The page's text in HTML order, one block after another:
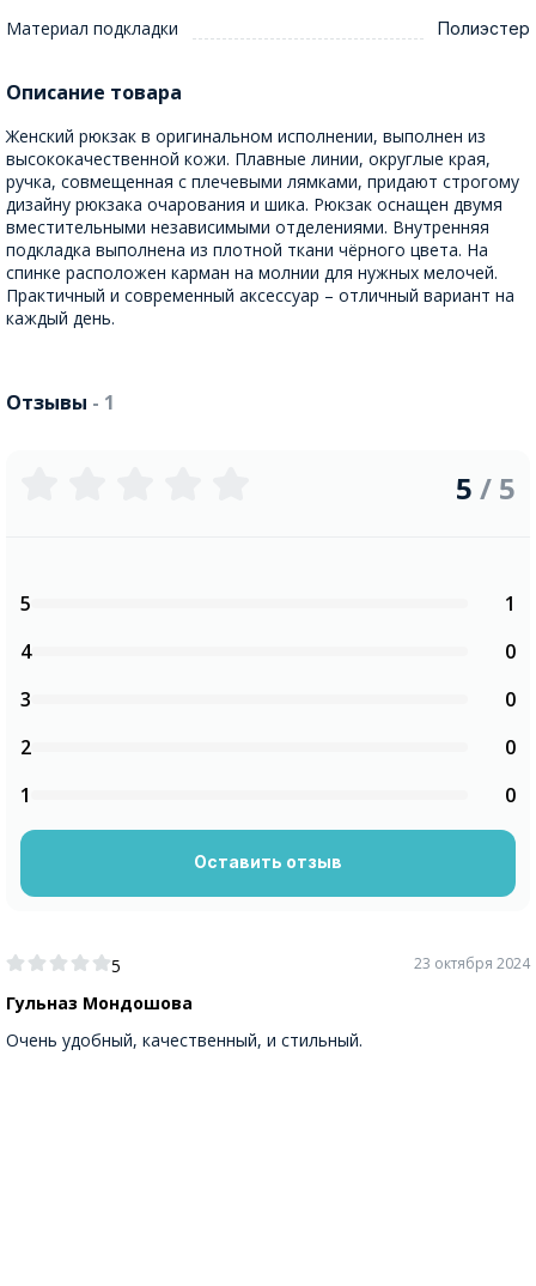
Материал подкладки Полиэстер
Описание товара
Женский рюкзак в оригинальном исполнении, выполнен из
высококачественной кожи. Плавные линии, округлые края,
ручка, совмещенная с плечевыми лямками, придают строгому
дизайну рюкзака очарования и шика. Рюкзак оснащен двумя
вместительными независимыми отделениями. Внутренняя
подкладка выполнена из плотной ткани чёрного цвета. На
спинке расположен карман на молнии для нужных мелочей.
Практичный и современный аксессуар – отличный вариант на
каждый день.
Отзывы - 1
5
Гульназ Мондошова
23 октября 2024
Очень удобный, качественный, и стильный.
5 / 5
5
1
4
0
3
0
2
0
1
0
Оставить отзыв